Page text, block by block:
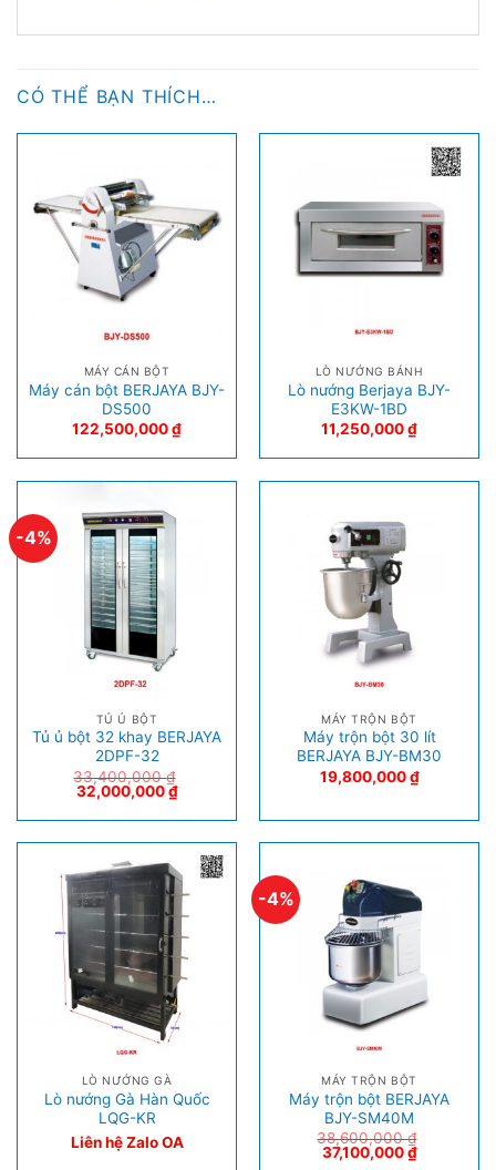
CÓ THỂ BẠN THÍCH…
MÁY CÁN BỘT
Máy cán bột BERJAYA BJY-
DS500
122,500,000₫
LÒ NƯỚNG BÁNH
Lò nướng Berjaya BJY-
E3KW-1BD
11,250,000₫
-4%
TỦ Ủ BỘT
Tủ ủ bột 32 khay BERJAYA
2DPF-32
33,400,000₫
32,000,000₫
MÁY TRỘN BỘT
Máy trộn bột 30 lít
BERJAYA BJY-BM30
19,800,000₫
LÒ NƯỚNG GÀ
Lò nướng Gà Hàn Quốc
LQG-KR
Liên hệ Zalo OA
-4%
MÁY TRỘN BỘT
Máy trộn bột BERJAYA
BJY-SM40M
38,600,000₫
37,100,000₫